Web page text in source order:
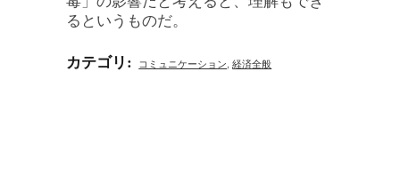
るというものだ。
カテゴリ: コミュニケーション, 経済全般